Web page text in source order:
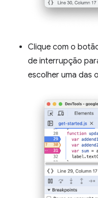
Clique com o
de interrupção
escolher uma das